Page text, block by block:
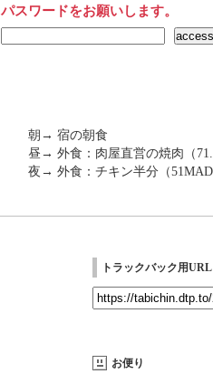
パスワードをお願いします。
朝→ 宿の朝食
昼→ 外食：肉屋直営の焼肉（
夜→ 外食：チキン半分（
トラックバック用URL
お便り